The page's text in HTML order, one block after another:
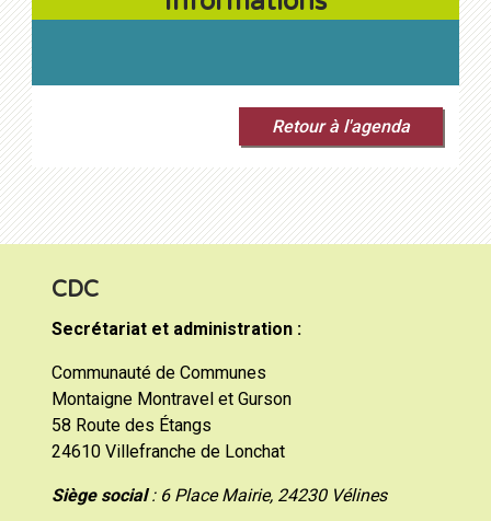
Retour à l'agenda
CDC
Secrétariat et administration :
Communauté de Communes
Montaigne Montravel et Gurson
58 Route des Étangs
24610 Villefranche de Lonchat
Siège social: 6 Place Mairie, 24230 Vélines